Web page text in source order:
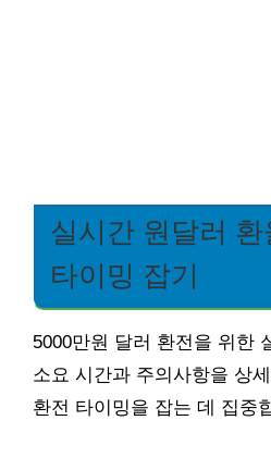
실시간 원달러 환
타이밍 잡기
5000만원 달러 환전을 위한
소요 시간과 주의사항을 상
환전 타이밍을 잡는 데 집중